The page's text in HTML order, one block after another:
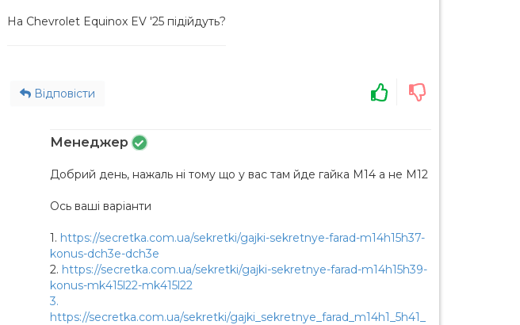
На Chevrolet Equinox EV '25 підійдуть?
Відповісти
Менеджер
Добрий день, нажаль ні тому що у вас там йде гайка М14 а не М12
Ось ваші варіанти
1. https://secretka.com.ua/sekretki/gajki-sekretnye-farad-m14h15h37-
konus-dch3e-dch3e
2. https://secretka.com.ua/sekretki/gajki-sekretnye-farad-m14h15h39-
konus-mk415l22-mk415l22
3.
https://secretka.com.ua/sekretki/gajki_sekretnye_farad_m14h1_5h41_